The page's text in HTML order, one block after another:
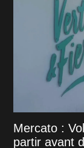
Mercato :
partir avant